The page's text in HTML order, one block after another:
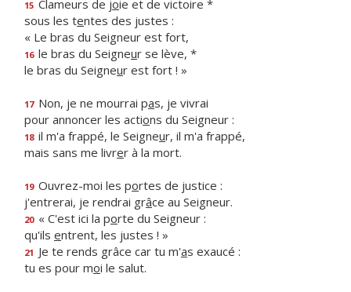
15 Clameurs de joie et de victoire *
sous les tentes des justes :
« Le bras du Seigneur est fort,
16 le bras du Seigneur se lève, *
le bras du Seigneur est fort ! »
17 Non, je ne mourrai pas, je vivrai
pour annoncer les actions du Seigneur :
18 il m'a frappé, le Seigneur, il m'a frappé,
mais sans me livrer à la mort.
19 Ouvrez-moi les portes de justice :
j'entrerai, je rendrai grâce au Seigneur.
20 « C'est ici la porte du Seigneur :
qu'ils entrent, les justes ! »
21 Je te rends grâce car tu m'as exaucé :
tu es pour moi le salut.